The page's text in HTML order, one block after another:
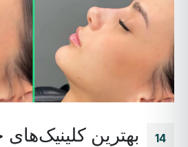
14
بهترین